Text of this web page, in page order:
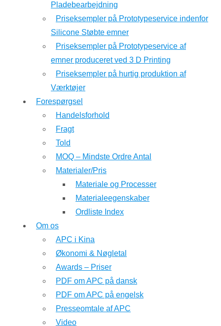
Pladebearbejdning
Priseksempler på Prototypeservice indenfor
Silicone Støbte emner
Priseksempler på Prototypeservice af
emner produceret ved 3 D Printing
Priseksempler på hurtig produktion af
Værktøjer
Forespørgsel
Handelsforhold
Fragt
Told
MOQ – Mindste Ordre Antal
Materialer/Pris
Materiale og Processer
Materialeegenskaber
Ordliste Index
Om os
APC i Kina
Økonomi & Nøgletal
Awards – Priser
PDF om APC på dansk
PDF om APC på engelsk
Presseomtale af APC
Video